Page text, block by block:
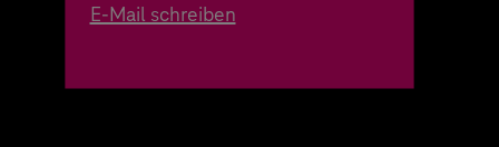
E-Mail schreiben